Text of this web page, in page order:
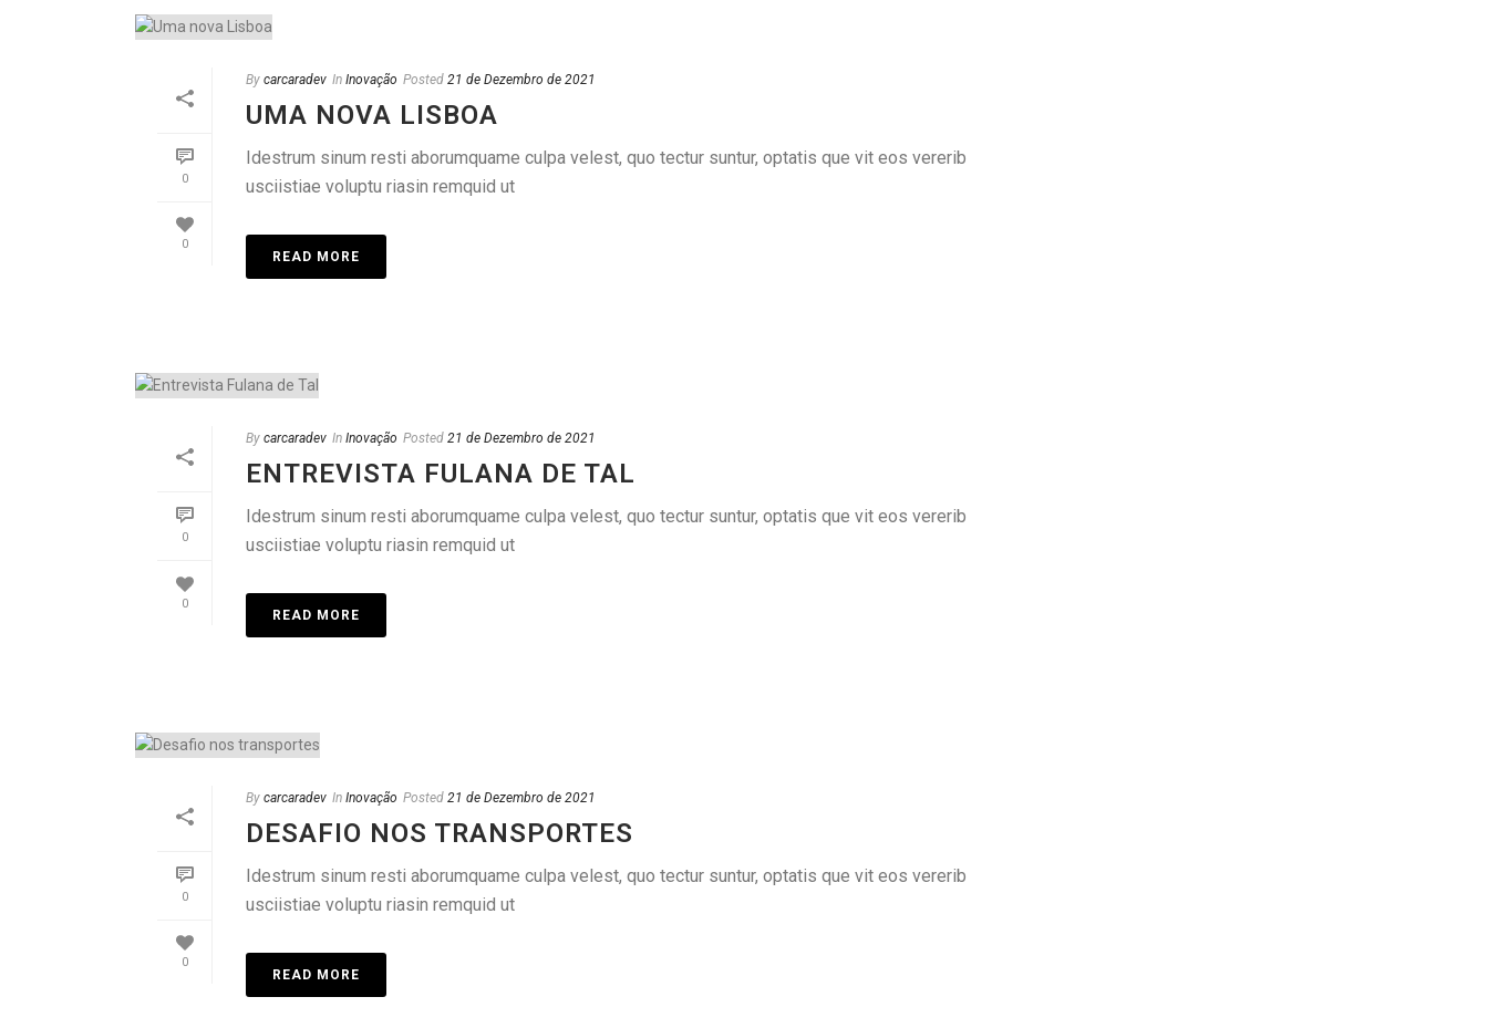
0
0
By carcaradev In Inovação Posted 21 de Dezembro de 2021
UMA NOVA LISBOA
Idestrum sinum resti aborumquame culpa velest, quo tectur suntur, optatis que vit eos vererib
usciistiae voluptu riasin remquid ut
READ MORE
0
0
By carcaradev In Inovação Posted 21 de Dezembro de 2021
ENTREVISTA FULANA DE TAL
Idestrum sinum resti aborumquame culpa velest, quo tectur suntur, optatis que vit eos vererib
usciistiae voluptu riasin remquid ut
READ MORE
0
0
By carcaradev In Inovação Posted 21 de Dezembro de 2021
DESAFIO NOS TRANSPORTES
Idestrum sinum resti aborumquame culpa velest, quo tectur suntur, optatis que vit eos vererib
usciistiae voluptu riasin remquid ut
READ MORE